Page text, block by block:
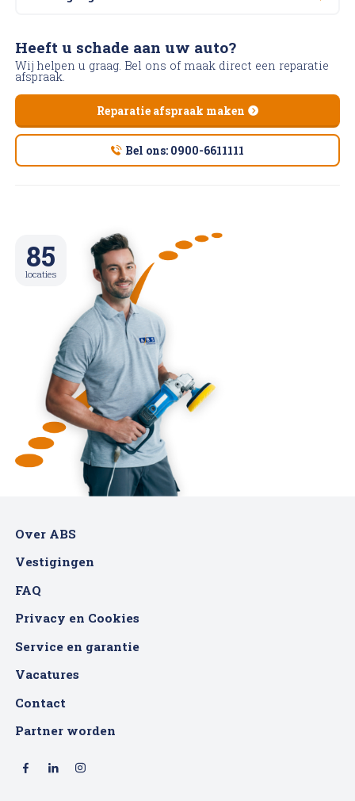
85
locaties
Heeft u schade aan uw auto?
Wij helpen u graag. Bel ons of maak direct een reparatie
afspraak.
Reparatie afspraak maken
Bel ons: 0900-6611111
Over ABS
Vestigingen
FAQ
Privacy en Cookies
Service en garantie
Vacatures
Contact
Partner worden